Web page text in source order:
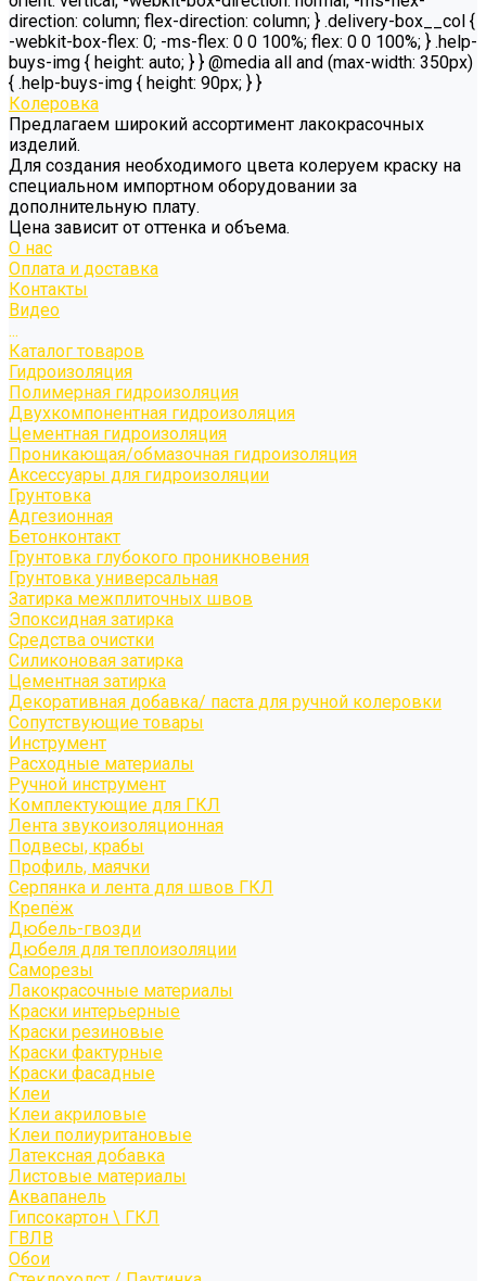
direction: column; flex-direction: column; } .delivery-box__col {
-webkit-box-flex: 0; -ms-flex: 0 0 100%; flex: 0 0 100%; } .help-
buys-img { height: auto; } } @media all and (max-width: 350px)
{ .help-buys-img { height: 90px; } }
Колеровка
Предлагаем широкий ассортимент лакокрасочных
изделий.
Для создания необходимого цвета колеруем краску на
специальном импортном оборудовании за
дополнительную плату.
Цена зависит от оттенка и объема.
О нас
Оплата и доставка
Контакты
Видео
...
Каталог товаров
Гидроизоляция
Полимерная гидроизоляция
Двухкомпонентная гидроизоляция
Цементная гидроизоляция
Проникающая/обмазочная гидроизоляция
Аксессуары для гидроизоляции
Грунтовка
Адгезионная
Бетонконтакт
Грунтовка глубокого проникновения
Грунтовка универсальная
Затирка межплиточных швов
Эпоксидная затирка
Средства очистки
Силиконовая затирка
Цементная затирка
Декоративная добавка/ паста для ручной колеровки
Сопутствующие товары
Инструмент
Расходные материалы
Ручной инструмент
Комплектующие для ГКЛ
Лента звукоизоляционная
Подвесы, крабы
Профиль, маячки
Серпянка и лента для швов ГКЛ
Крепёж
Дюбель-гвозди
Дюбеля для теплоизоляции
Саморезы
Лакокрасочные материалы
Краски интерьерные
Краски резиновые
Краски фактурные
Краски фасадные
Клеи
Клеи акриловые
Клеи полиуритановые
Латексная добавка
Листовые материалы
Аквапанель
Гипсокартон \ ГКЛ
ГВЛВ
Обои